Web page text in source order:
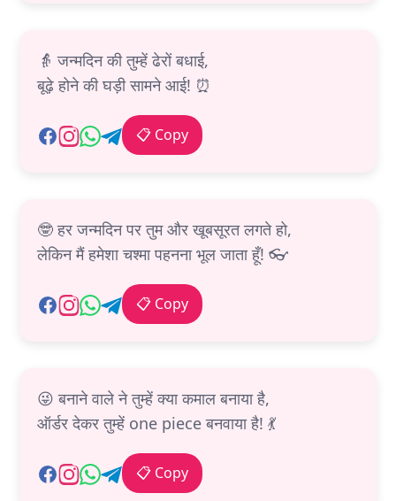
👵 जन्मदिन की तुम्हें ढेरों बधाई,
बूढ़े होने की घड़ी सामने आई! ⏰
📋 Copy
🤓 हर जन्मदिन पर तुम और खूबसूरत लगते हो,
लेकिन मैं हमेशा चश्मा पहनना भूल जाता हूँ! 👓
📋 Copy
😜 बनाने वाले ने तुम्हें क्या कमाल बनाया है,
ऑर्डर देकर तुम्हें one piece बनवाया है! 💃
📋 Copy